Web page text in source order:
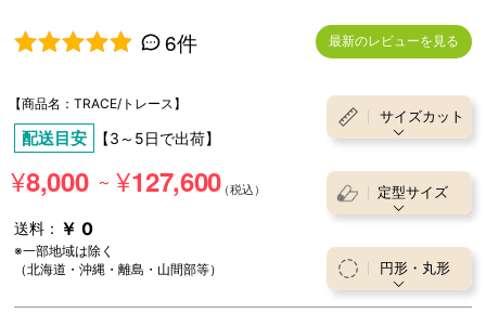
6件 最新のレビューを見る
【商品名：TRACE/トレース】
配送目安 【3～5日で出荷】
¥8,000 ～ ¥127,600
送料： ￥ 0
※一部地域は除く
（北海道・沖縄・離島・山間部等）
サイズカット
定型サイズ
円形・丸形